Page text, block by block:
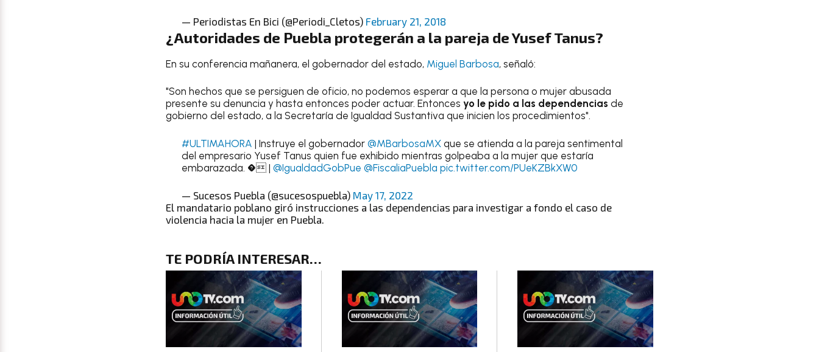
— Periodistas En Bici (@Periodi_Cletos) February 21, 2018
¿Autoridades de Puebla protegerán a la pareja de Yusef Tanus?
En su conferencia mañanera, el gobernador del estado, Miguel Barbosa, señaló:
"Son hechos que se persiguen de oficio, no podemos esperar a que la persona o mujer abusada
presente su denuncia y hasta entonces poder actuar. Entonces yo le pido a las dependencias de
gobierno del estado, a la Secretaría de Igualdad Sustantiva que inicien los procedimientos".
#ULTIMAHORA | Instruye el gobernador @MBarbosaMXque se atienda a la pareja sentimental
del empresario Yusef Tanus quien fue exhibido mientras golpeaba a la mujer que estaría
embarazada. � | @IgualdadGobPue @FiscaliaPuebla pic.twitter.com/PUeKZBkXW0
— Sucesos Puebla (@sucesospuebla) May 17, 2022
El mandatario poblano giró instrucciones a las dependencias para investigar a fondo el caso de
violencia hacia la mujer en Puebla.
TE PODRÍA INTERESAR…